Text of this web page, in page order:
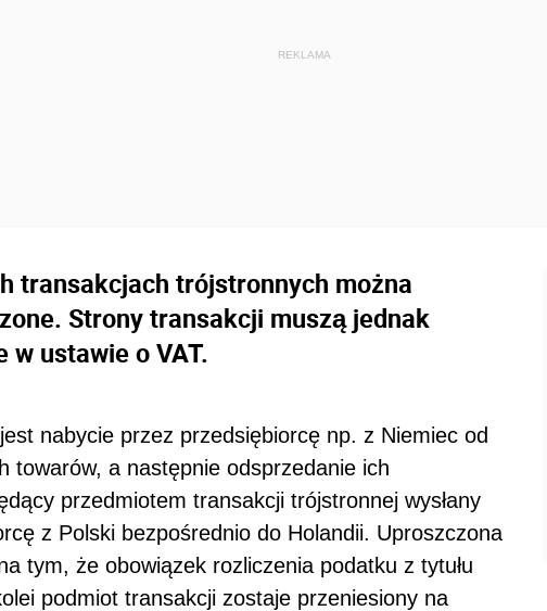
transakcjach trójstronnych można
Strony transakcji muszą jednak
w ustawie o VAT.
nabycie przez przedsiębiorcę np. z Niemiec od
towarów, a następnie odsprzedanie ich
przedmiotem transakcji trójstronnej wysłany
z Polski bezpośrednio do Holandii. Uproszczona
tym, że obowiązek rozliczenia podatku z tytułu
podmiot transakcji zostaje przeniesiony na